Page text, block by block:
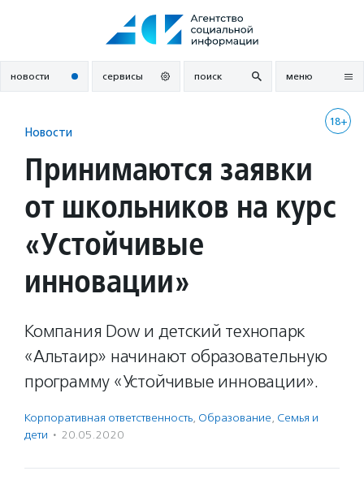
новости сервисы поиск меню
18+
Новости
Принимаются заявки
от школьников на курс
«Устойчивые
инновации»
Компания Dow и детский технопарк
«Альтаир» начинают образовательную
программу «Устойчивые инновации».
Корпоративная ответственность, Образование, Семья и
дети · 20.05.2020